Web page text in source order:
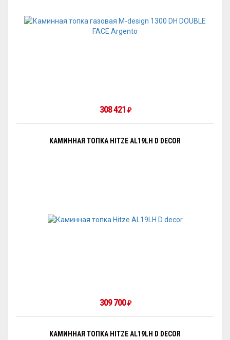
308 421 ₽
КАМИННАЯ ТОПКА HITZE AL19LH D DECOR
309 700₽
КАМИННАЯ ТОПКА HITZE AL19LH D DECOR